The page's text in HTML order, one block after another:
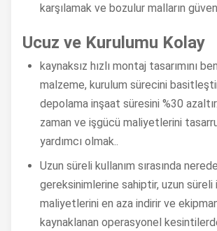
karşılamak ve bozulur malların
Ucuz ve Kurulumu Kolay
kaynaksız hızlı montaj tasarımını
malzeme, kurulum sürecini
depolama inşaat süresini %30
zaman ve işgücü maliyetlerini
yardımcı olmak..
Uzun süreli kullanım sırasında
gereksinimlerine sahiptir, uzun
maliyetlerini en aza indirir ve ekipman
kaynaklanan operasyonel